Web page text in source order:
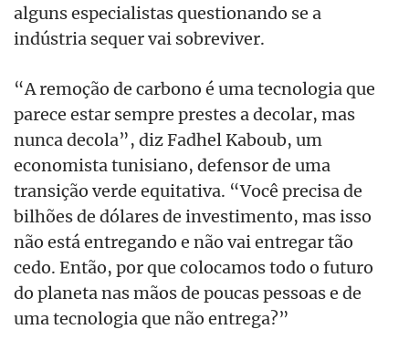
alguns especialistas questionando se a
indústria sequer vai sobreviver.
“A remoção de carbono é uma tecnologia que
parece estar sempre prestes a decolar, mas
nunca decola”, diz Fadhel Kaboub, um
economista tunisiano, defensor de uma
transição verde equitativa. “Você precisa de
bilhões de dólares de investimento, mas isso
não está entregando e não vai entregar tão
cedo. Então, por que colocamos todo o futuro
do planeta nas mãos de poucas pessoas e de
uma tecnologia que não entrega?”